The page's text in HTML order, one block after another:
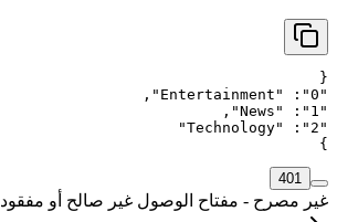
{
"
0
"
:
"
Entertainment
"
,
"
1
"
:
"
News
"
,
"
2
"
:
"
Technology
"
}
401
غير مصرح - مفتاح الوصول غير صالح أو مفقود